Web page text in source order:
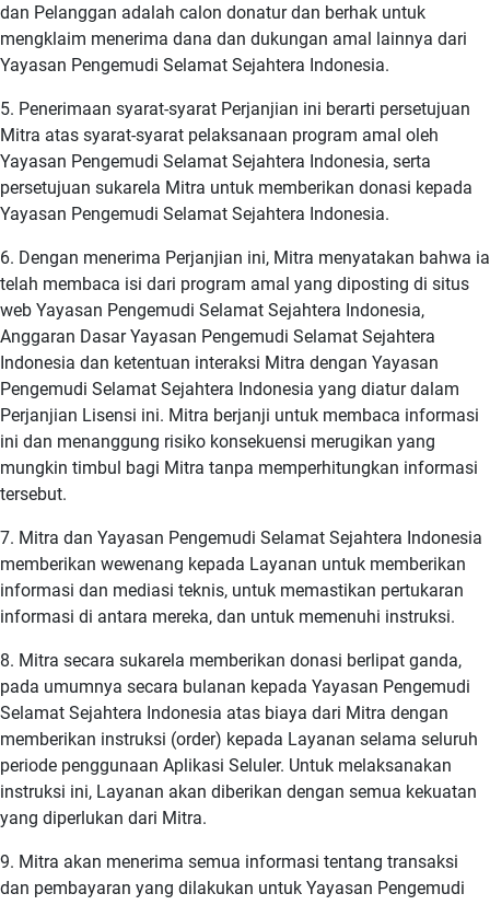
dan Pelanggan adalah calon donatur dan berhak untuk
mengklaim menerima dana dan dukungan amal lainnya dari
Yayasan Pengemudi Selamat Sejahtera Indonesia.
5. Penerimaan syarat-syarat Perjanjian ini berarti persetujuan
Mitra atas syarat-syarat pelaksanaan program amal oleh
Yayasan Pengemudi Selamat Sejahtera Indonesia, serta
persetujuan sukarela Mitra untuk memberikan donasi kepada
Yayasan Pengemudi Selamat Sejahtera Indonesia.
6. Dengan menerima Perjanjian ini, Mitra menyatakan bahwa ia
telah membaca isi dari program amal yang diposting di situs
web Yayasan Pengemudi Selamat Sejahtera Indonesia,
Anggaran Dasar Yayasan Pengemudi Selamat Sejahtera
Indonesia dan ketentuan interaksi Mitra dengan Yayasan
Pengemudi Selamat Sejahtera Indonesia yang diatur dalam
Perjanjian Lisensi ini. Mitra berjanji untuk membaca informasi
ini dan menanggung risiko konsekuensi merugikan yang
mungkin timbul bagi Mitra tanpa memperhitungkan informasi
tersebut.
7. Mitra dan Yayasan Pengemudi Selamat Sejahtera Indonesia
memberikan wewenang kepada Layanan untuk memberikan
informasi dan mediasi teknis, untuk memastikan pertukaran
informasi di antara mereka, dan untuk memenuhi instruksi.
8. Mitra secara sukarela memberikan donasi berlipat ganda,
pada umumnya secara bulanan kepada Yayasan Pengemudi
Selamat Sejahtera Indonesia atas biaya dari Mitra dengan
memberikan instruksi (order) kepada Layanan selama seluruh
periode penggunaan Aplikasi Seluler. Untuk melaksanakan
instruksi ini, Layanan akan diberikan dengan semua kekuatan
yang diperlukan dari Mitra.
9. Mitra akan menerima semua informasi tentang transaksi
dan pembayaran yang dilakukan untuk Yayasan Pengemudi